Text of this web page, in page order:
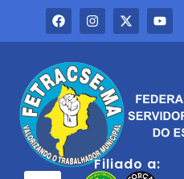
Filiado a: